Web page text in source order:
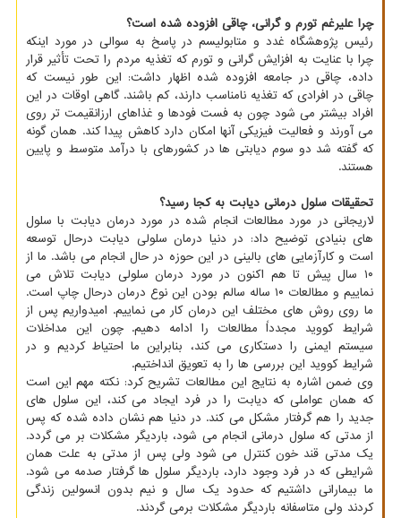
چرا علیرغم تورم و گرانی، چاقی افزوده شده است؟
رئیس پژوهشگاه غدد و متابولیسم در پاسخ به سوالی در مورد اینکه
چرا با عنایت به افزایش گرانی و تورم که تغذیه مردم را تحت تأثیر قرار
داده، چاقی در جامعه افزوده شده اظهار داشت: این طور نیست که
چاقی در افرادی که تغذیه نامناسب دارند، کم باشند. گاهی اوقات در این
افراد بیشتر می شود چون به فست فودها و غذاهای ارزانقیمت تر روی
می آورند و فعالیت فیزیکی آنها امکان دارد کاهش پیدا کند. همان گونه
که گفته شد دو سوم دیابتی ها در کشورهای با درآمد متوسط و پایین
هستند.
تحقیقات سلول درمانی دیابت به کجا رسید؟
لاریجانی در مورد مطالعات انجام شده در مورد درمان دیابت با سلول
های بنیادی توضیح داد: در دنیا درمان سلولی دیابت درحال توسعه
است و کارآزمایی های بالینی در این حوزه در حال انجام می باشد. ما از
۱۰ سال پیش تا هم اکنون در مورد درمان سلولی دیابت تلاش می
نماییم و مطالعات ۱۰ ساله سالم بودن این نوع درمان درحال چاپ است.
ما روی روش های مختلف این درمان کار می نماییم. امیدواریم پس از
شرایط کووید مجدداً مطالعات را ادامه دهیم. چون این مداخلات
سیستم ایمنی را دستکاری می کند، بنابراین ما احتیاط کردیم و در
شرایط کووید این بررسی ها را به تعویق انداختیم.
وی ضمن اشاره به نتایج این مطالعات تشریح کرد: نکته مهم این است
که همان عواملی که دیابت را در فرد ایجاد می کند، این سلول های
جدید را هم گرفتار مشکل می کند. در دنیا هم نشان داده شده که پس
از مدتی که سلول درمانی انجام می شود، باردیگر مشکلات بر می گردد.
یک مدتی قند خون کنترل می شود ولی پس از مدتی به علت همان
شرایطی که در فرد وجود دارد، باردیگر سلول ها گرفتار صدمه می شود.
ما بیمارانی داشتیم که حدود یک سال و نیم بدون انسولین زندگی
کردند ولی متاسفانه باردیگر مشکلات برمی گردند.